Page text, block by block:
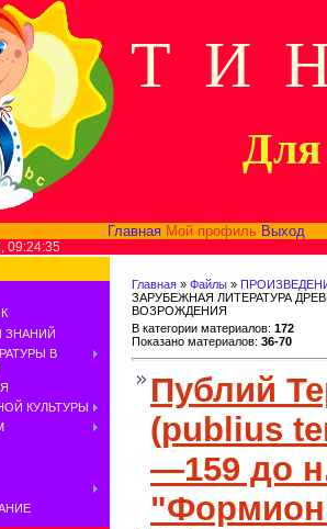
Т И
Для
Главная Мой профиль Выход
09:24:35
ЗНАНИЙ
В
КУЛЬТУРЫ
Главная » Файлы »
ЗАРУБЕЖНАЯ ЛИТЕРАТУРА
ВОЗРОЖДЕНИЯ
В категории материалов: 172
Показано материалов: 36-70
Публий
(publius
—159 до